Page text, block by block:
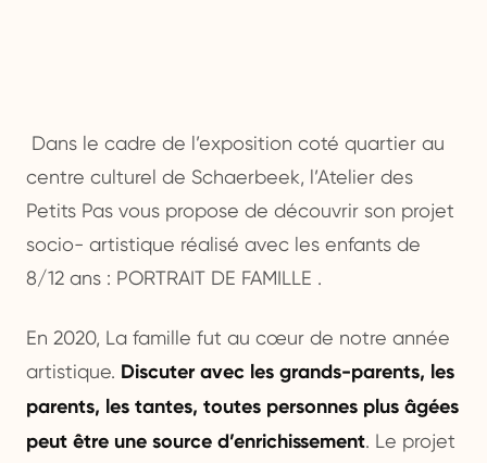
Dans le cadre de l’exposition coté quartier au
centre culturel de Schaerbeek, l’Atelier des
Petits Pas vous propose de découvrir son projet
socio- artistique réalisé avec les enfants de
8/12 ans : PORTRAIT DE FAMILLE .
En 2020, La famille fut au cœur de notre année
artistique. Discuter avec les grands-parents, les
parents, les tantes, toutes personnes plus âgées
peut être une source d’enrichissement. Le projet